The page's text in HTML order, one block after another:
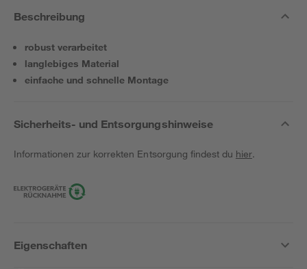
Beschreibung
robust verarbeitet
langlebiges Material
einfache und schnelle Montage
Sicherheits- und Entsorgungshinweise
Informationen zur korrekten Entsorgung findest du hier.
Eigenschaften